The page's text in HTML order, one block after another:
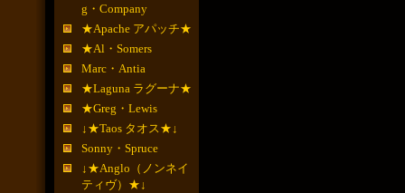
g・Company
★Apache アパッチ★
★Al・Somers
Marc・Antia
★Laguna ラグーナ★
★Greg・Lewis
↓★Taos タオス★↓
Sonny・Spruce
↓★Anglo（ノンネイ
ティヴ）★↓